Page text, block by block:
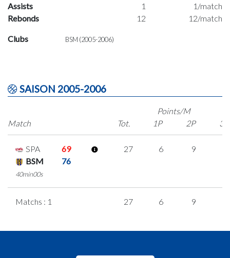
Assists
1
1/match
Rebonds
12 12/match
Clubs BSM (2005-2006)
SAISON 2005-2006
Match
Points/M
Tot.
1P 2P 3P
SPA
69
BSM
76
40min00s
27 6 9
Matchs : 1 27 6 9